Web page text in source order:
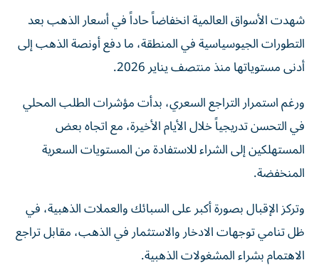
شهدت الأسواق العالمية انخفاضاً حاداً في أسعار الذهب بعد
التطورات الجيوسياسية في المنطقة، ما دفع أونصة الذهب إلى
أدنى مستوياتها منذ منتصف يناير 2026.
ورغم استمرار التراجع السعري، بدأت مؤشرات الطلب المحلي
في التحسن تدريجياً خلال الأيام الأخيرة، مع اتجاه بعض
المستهلكين إلى الشراء للاستفادة من المستويات السعرية
المنخفضة.
وتركز الإقبال بصورة أكبر على السبائك والعملات الذهبية، في
ظل تنامي توجهات الادخار والاستثمار في الذهب، مقابل تراجع
الاهتمام بشراء المشغولات الذهبية.